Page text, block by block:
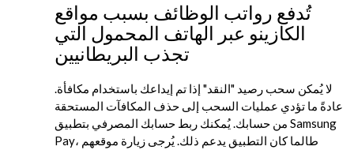
تُدفع رواتب الوظائف بسبب مواقع
الكازينو عبر الهاتف المحمول التي
تجذب البريطانيين
لا يُمكن سحب رصيد "النقد" إذا تم إيداعك باستخدام مكافأة.
عادةً ما تؤدي عمليات السحب إلى حذف المكافآت المستحقة
من حسابك. يُمكنك ربط حسابك المصرفي بتطبيق Samsung
Pay، طالما كان التطبيق يدعم ذلك. يُرجى زيارة موقعهم